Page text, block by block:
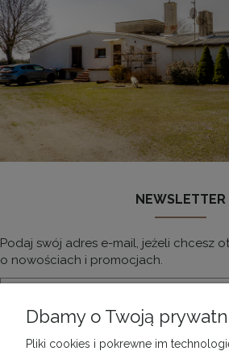
NEWSLETTER
Podaj swój adres e-mail, jeżeli chcesz
o nowościach i promocjach.
Dbamy o Twoją
Pliki cookies i pokrewne im